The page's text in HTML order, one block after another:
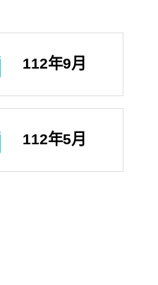
112年9月
112年5月